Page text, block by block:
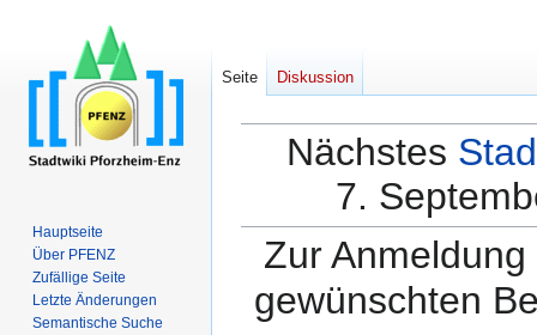
Nächstes
7.
Zur
gewünschten
Seite Diskussion
Hauptseite
Über PFENZ
Zufällige Seite
Letzte Änderungen
Semantische Suche